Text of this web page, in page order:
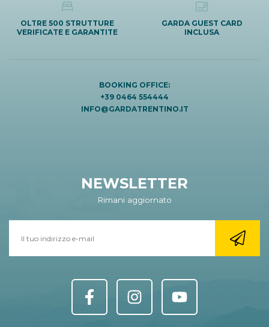
OLTRE 500 STRUTTURE
VERIFICATE E GARANTITE
GARDA GUEST CARD
INCLUSA
BOOKING OFFICE:
+39 0464 554444
INFO@GARDATRENTINO.IT
NEWSLETTER
Rimani aggiornato